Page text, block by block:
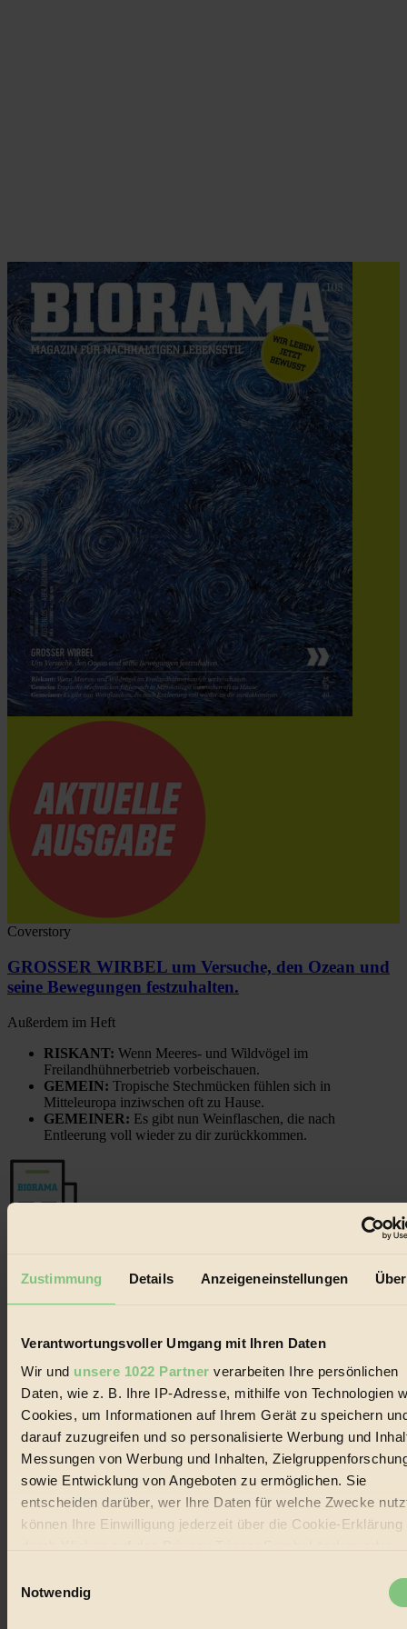
Zustimmung Details Anzeigeneinstellungen
Verantwortungsvoller Umgang mit Ihren Daten
Wir und unsere 1022 Partner verarbeiten Ihre persönlichen
Daten, wie z. B. Ihre IP-Adresse, mithilfe von Technologien
Cookies, um Informationen auf Ihrem Gerät zu speichern
darauf zuzugreifen und so personalisierte Werbung und
Messungen von Werbung und Inhalten,
sowie Entwicklung von Angeboten zu ermöglichen. Sie
entscheiden darüber, wer Ihre Daten für welche Zwecke
können Ihre Einwilligung jederzeit über die Cookie-Erklärung
Notwendig
Coverstory
GROSSER WIRBEL um Versuche, den Ozean und
seine Bewegungen festzuhalten.
Außerdem im Heft
RISKANT: Wenn Meeres- und Wildvögel im
Freilandhühnerbetrieb vorbeischauen.
GEMEIN: Tropische Stechmücken fühlen sich in
Mitteleuropa inziwschen oft zu Hause.
GEMEINER: Es gibt nun Weinflaschen, die nach
Entleerung voll wieder zu dir zurückkommen.
Erhalte in regelmäßigen Abständen die aktuellsten Artikel,
Gewinnspiele & Ausgaben übersichtlich aufbereitet vom
BIORAMA-Magazin per E-Mail.
© 2026 Biorama GmbH
Impressum & Disclaimer
Mediadaten
Lebenswandel. Es ist eine moderne Plattform für Ideen, Menschen